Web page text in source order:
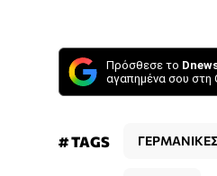
Πρόσθεσε το
αγαπημένα σου στη
# TAGS